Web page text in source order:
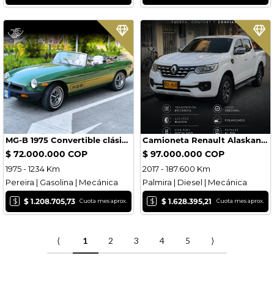
MG-B 1975 Convertible clásico inglés
$ 72.000.000 COP
1975 - 1234 Km
Pereira | Gasolina | Mecánica
$ $ 1.208.705,73 Cuota mes aprox.
Camioneta Renault Alaskan 2017
$ 97.000.000 COP
2017 - 187.600 Km
Palmira | Diesel | Mecánica
$ $ 1.628.395,21 Cuota mes aprox.
⟨ 1 2 3 4 5 ⟩